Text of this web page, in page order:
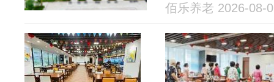
佰乐养老 2026-08-